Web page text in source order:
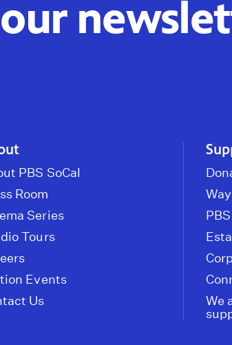
PBS SoCal
Room
Series
Tours
Events
Us
We